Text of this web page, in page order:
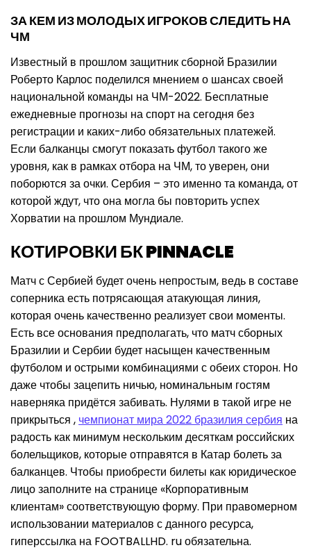
ЗА КЕМ ИЗ МОЛОДЫХ ИГРОКОВ СЛЕДИТЬ НА
ЧМ
Известный в прошлом защитник сборной Бразилии
Роберто Карлос поделился мнением о шансах своей
национальной команды на ЧМ-2022. Бесплатные
ежедневные прогнозы на спорт на сегодня без
регистрации и каких-либо обязательных платежей.
Если балканцы смогут показать футбол такого же
уровня, как в рамках отбора на ЧМ, то уверен, они
поборются за очки. Сербия – это именно та команда, от
которой ждут, что она могла бы повторить успех
Хорватии на прошлом Мундиале.
КОТИРОВКИ БК PINNACLE
Матч с Сербией будет очень непростым, ведь в составе
соперника есть потрясающая атакующая линия,
которая очень качественно реализует свои моменты.
Есть все основания предполагать, что матч сборных
Бразилии и Сербии будет насыщен качественным
футболом и острыми комбинациями с обеих сторон. Но
даже чтобы зацепить ничью, номинальным гостям
наверняка придётся забивать. Нулями в такой игре не
прикрыться , чемпионат мира 2022 бразилия сербия на
радость как минимум нескольким десяткам российских
болельщиков, которые отправятся в Катар болеть за
балканцев. Чтобы приобрести билеты как юридическое
лицо заполните на странице «Корпоративным
клиентам» соответствующую форму. При правомерном
использовании материалов с данного ресурса,
гиперссылка на FOOTBALLHD. ru обязательна.